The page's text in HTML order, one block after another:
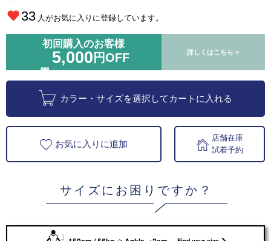
33 人がお気に入りに登録しています。
初回購入のお客様
5,000 円OFF 詳しくはこちら >
カラー・サイズを選択してカートに入れる
お気に入りに追加
店舗在庫
試着予約
サイズにお困りですか？